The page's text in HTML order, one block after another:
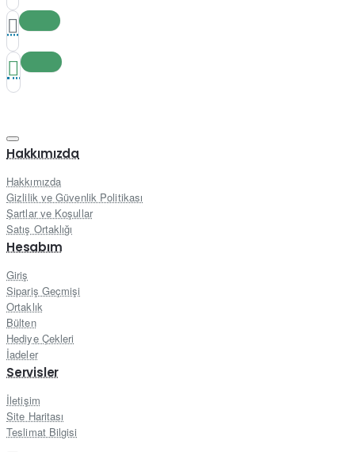
Hakkımızda
Hakkımızda
Gizlilik ve Güvenlik Politikası
Şartlar ve Koşullar
Satış Ortaklığı
Hesabım
Giriş
Sipariş Geçmişi
Ortaklık
Bülten
Hediye Çekleri
İadeler
Servisler
İletişim
Site Haritası
Teslimat Bilgisi